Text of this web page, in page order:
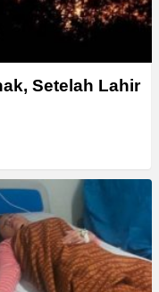
Setelah Lahir